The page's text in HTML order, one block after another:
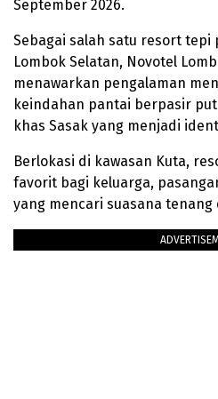
September 2026.
Sebagai salah satu resort tepi
Lombok Selatan, Novotel
menawarkan pengalaman
keindahan pantai berpasir
khas Sasak yang menjadi
Berlokasi di kawasan Kuta,
favorit bagi keluarga,
yang mencari suasana tenang